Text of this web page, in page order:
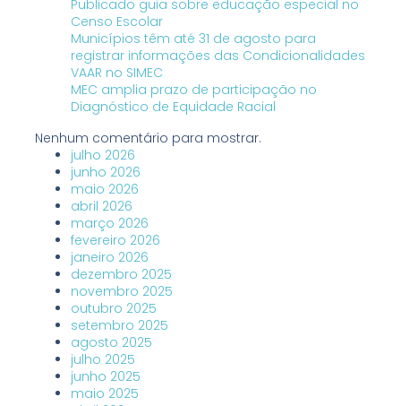
Publicado guia sobre educação especial no
Censo Escolar
Municípios têm até 31 de agosto para
registrar informações das Condicionalidades
VAAR no SIMEC
MEC amplia prazo de participação no
Diagnóstico de Equidade Racial
Nenhum comentário para mostrar.
julho 2026
junho 2026
maio 2026
abril 2026
março 2026
fevereiro 2026
janeiro 2026
dezembro 2025
novembro 2025
outubro 2025
setembro 2025
agosto 2025
julho 2025
junho 2025
maio 2025